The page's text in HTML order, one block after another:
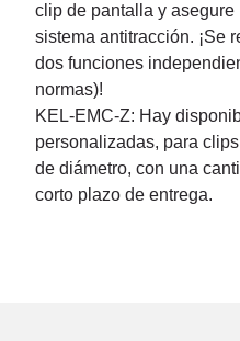
clip de pantalla y asegure
sistema antitracción. ¡Se
dos funciones
normas)!
KEL-EMC-Z: Hay
personalizadas, para
de diámetro, con una
corto plazo de entrega.